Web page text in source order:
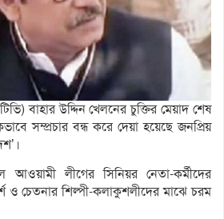
বাহার উদ্দিন খেলনের চুক্তির মেয়াদ শেষ
সম্প্রচার বন্ধ করে দেয়া হয়েছে জনপ্রিয়
লীগের সিনিয়র নেতা-কর্মীদের
ও চেতনার শিল্পী-কলাকুশলীদের মাঝে চরম